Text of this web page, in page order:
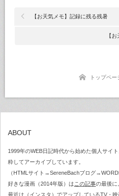
【お天気メモ】記録に残る残暑
【
トップペー
ABOUT
1999年のWEB日記時代から始めた個人サイ
粋してアーカイブしています。
（HTMLサイト→SereneBachブログ
好きな漫画（2014年版）は この記事の最後に
最近は（ インスタ ）でアップしているTV・